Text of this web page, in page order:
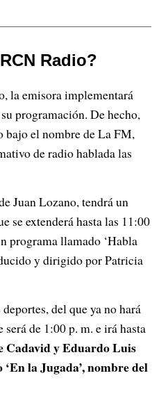
Radio?
la emisora implementará
programación. De hecho,
bajo el nombre de La FM,
de radio hablada las
Juan Lozano, tendrá un
se extenderá hasta las 11:00
programa llamado ‘Habla
y dirigido por Patricia
del que ya no hará
de 1:00 p. m. e irá hasta
Cadavid y Eduardo Luis
la Jugada’, nombre del